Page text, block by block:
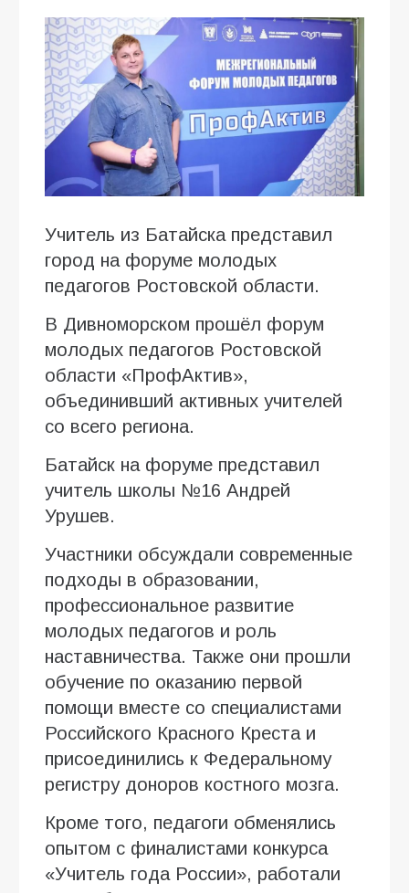
Учитель из Батайска представил
город на форуме молодых
педагогов Ростовской области.
В Дивноморском прошёл форум
молодых педагогов Ростовской
области «ПрофАктив»,
объединивший активных учителей
со всего региона.
Батайск на форуме представил
учитель школы №16 Андрей
Урушев.
Участники обсуждали современные
подходы в образовании,
профессиональное развитие
молодых педагогов и роль
наставничества. Также они прошли
обучение по оказанию первой
помощи вместе со специалистами
Российского Красного Креста и
присоединились к Федеральному
регистру доноров костного мозга.
Кроме того, педагоги обменялись
опытом с финалистами конкурса
«Учитель года России», работали